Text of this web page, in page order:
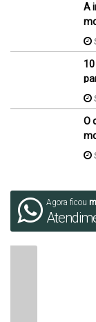
A
O
Agora ficou